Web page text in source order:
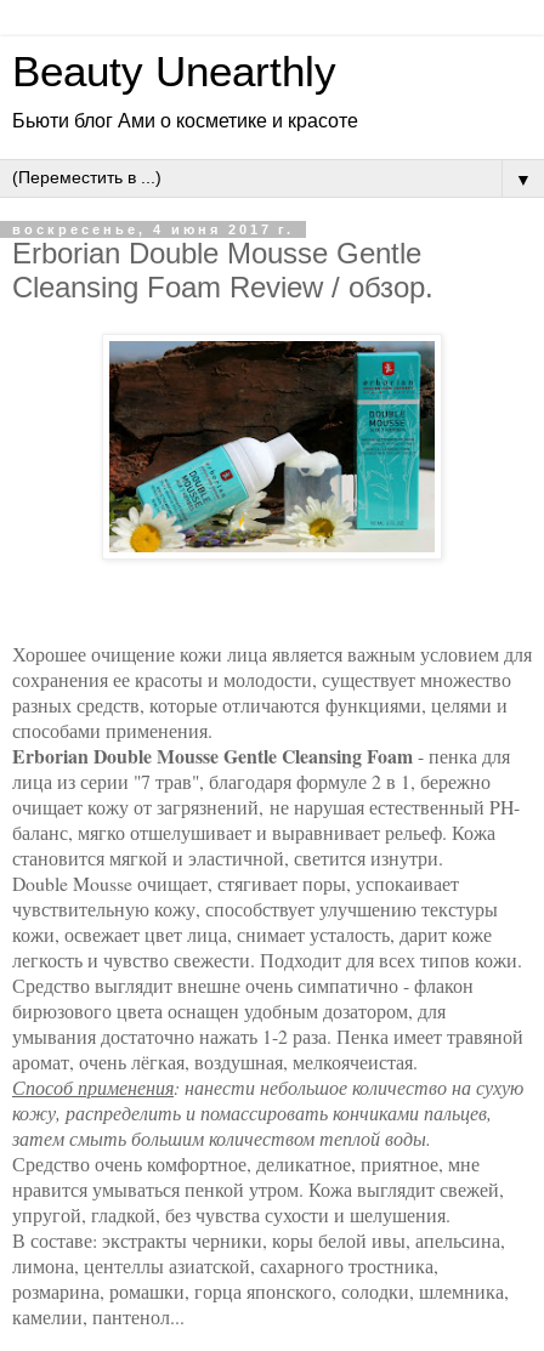
Beauty Unearthly
Бьюти блог Ами о косметике и красоте
▼
воскресенье, 4 июня 2017 г.
Erborian Double Mousse Gentle
Cleansing Foam Review / обзор.
Хорошее очищение кожи лица является важным условием для
сохранения ее красоты и молодости, существует множество
разных средств, которые отличаются функциями, целями и
способами применения.
Erborian Double Mousse Gentle Cleansing Foam- пенка для
лица из серии "7 трав", благодаря формуле 2 в 1, бережно
очищает кожу от загрязнений, не нарушая естественный PH-
баланс, мягко отшелушивает и выравнивает рельеф. Кожа
становится мягкой и эластичной, светится изнутри.
Double Mousse очищает, стягивает поры, успокаивает
чувствительную кожу, способствует улучшению текстуры
кожи, освежает цвет лица, снимает усталость, дарит коже
легкость и чувство свежести. Подходит для всех типов кожи.
Средство выглядит внешне очень симпатично - флакон
бирюзового цвета оснащен удобным дозатором, для
умывания достаточно нажать 1-2 раза. Пенка имеет травяной
аромат, очень лёгкая, воздушная, мелкоячеистая.
Способ применения: нанести небольшое количество на сухую
кожу, распределить и помассировать кончиками пальцев,
затем смыть большим количеством теплой воды.
Средство очень комфортное, деликатное, приятное, мне
нравится умываться пенкой утром. Кожа выглядит свежей,
упругой, гладкой, без чувства сухости и шелушения.
В составе: экстракты черники, коры белой ивы, апельсина,
лимона, центеллы азиатской, сахарного тростника,
розмарина, ромашки, горца японского, солодки, шлемника,
камелии, пантенол...